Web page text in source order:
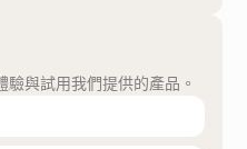
與試用我們提供的產品。